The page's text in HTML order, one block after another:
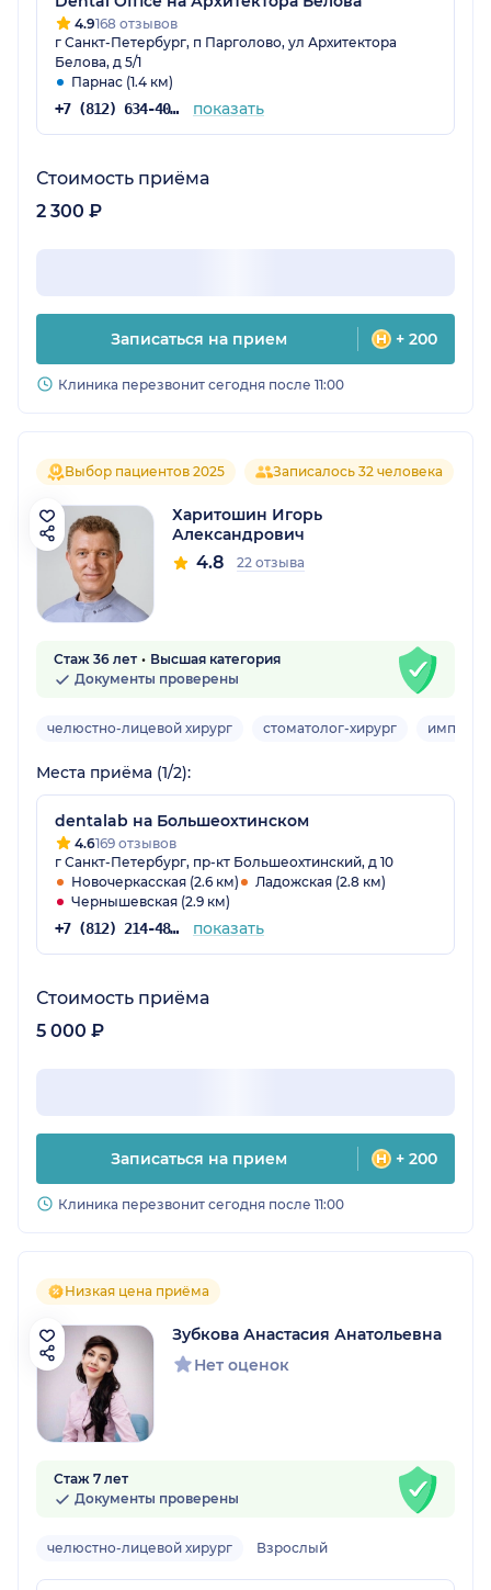
4.9168 отзывов
г Санкт-Петербург, п Парголово, ул Архитектора
Белова, д 5/1
Парнас (1.4 км)
+7 (812) 634-40-32 показать
Стоимость приёма
2 300 ₽
Записаться на прием + 200
Клиника перезвонит сегодня после 11:00
Выбор пациентов 2025 Записалось 32 человека
Харитошин Игорь
Александрович
4.8 22 отзыва
Стаж 36 лет
Высшая категория
Документы проверены
челюстно-лицевой хирург стоматолог-хирург
Места приёма (1/2):
dentalab на Большеохтинском
4.6169 отзывов
г Санкт-Петербург, пр-кт Большеохтинский, д 10
Новочеркасская (2.6 км)
Ладожская (2.8 км)
Чернышевская (2.9 км)
+7 (812) 214-48-03 показать
Стоимость приёма
5 000 ₽
Записаться на прием + 200
Клиника перезвонит сегодня после 11:00
Низкая цена приёма
Зубкова Анастасия Анатольевна
Нет оценок
Стаж 7 лет
Документы проверены
челюстно-лицевой хирург Взрослый